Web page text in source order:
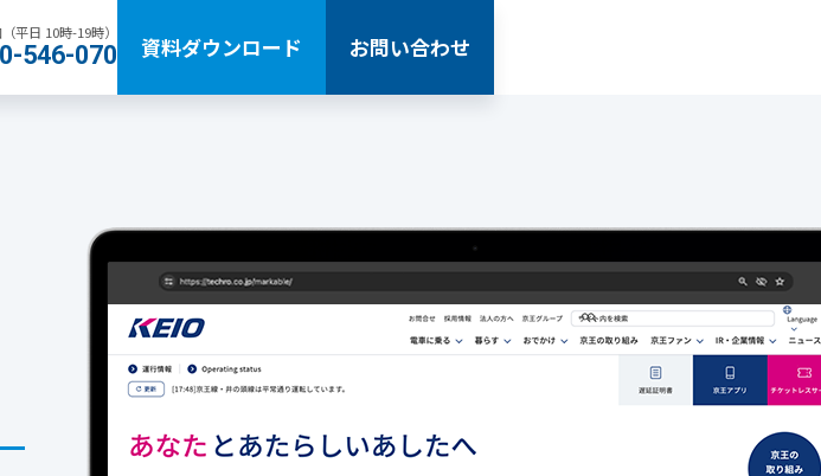
平日 10時-19時）
546-070 資料ダウンロード お問い合わせ